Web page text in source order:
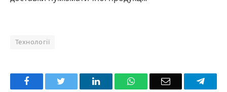
Технології
Facebook LinkedInWhatsAppEmail